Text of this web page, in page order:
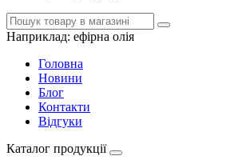
Наприклад: ефірна олія
Головна
Новини
Блог
Контакти
Відгуки
Каталог продукції